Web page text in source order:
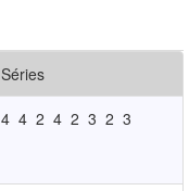
Séries
4 4 2 4 2 3 2 3